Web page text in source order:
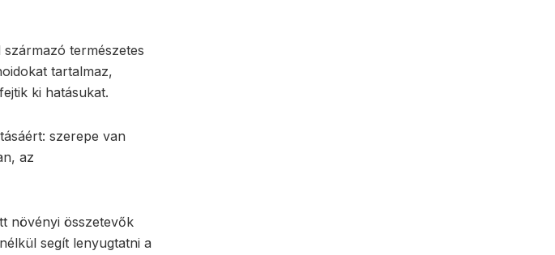
természetes
tartalmaz,
ki hatásukat.
szerepe van
az
növényi összetevők
segít lenyugtatni a